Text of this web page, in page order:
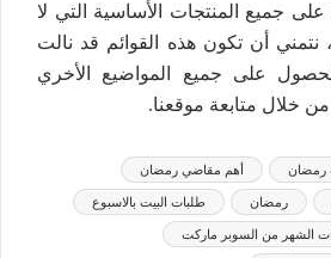
على جميع المنتجات الأساسية التي لا
أن تكون هذه القوائم قد نالت
على جميع المواضيع الأخري
خلال متابعة موقعنا.
رمضان أهم مقاضي رمضان
رمضان طلبات البيت بالاسبوع
الشهر من السوبر ماركت